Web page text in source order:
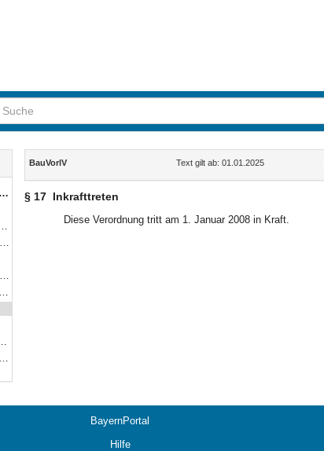
Inhalt
BauVorlV Text gilt ab: 01.01.2025
§ 17 Inkrafttreten
Diese Verordnung tritt am 1. Januar 2008 in Kraft.
BayernPortal
Hilfe